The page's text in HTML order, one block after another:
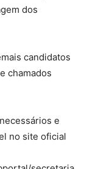
dos
candidatos
chamados
e
no site oficial